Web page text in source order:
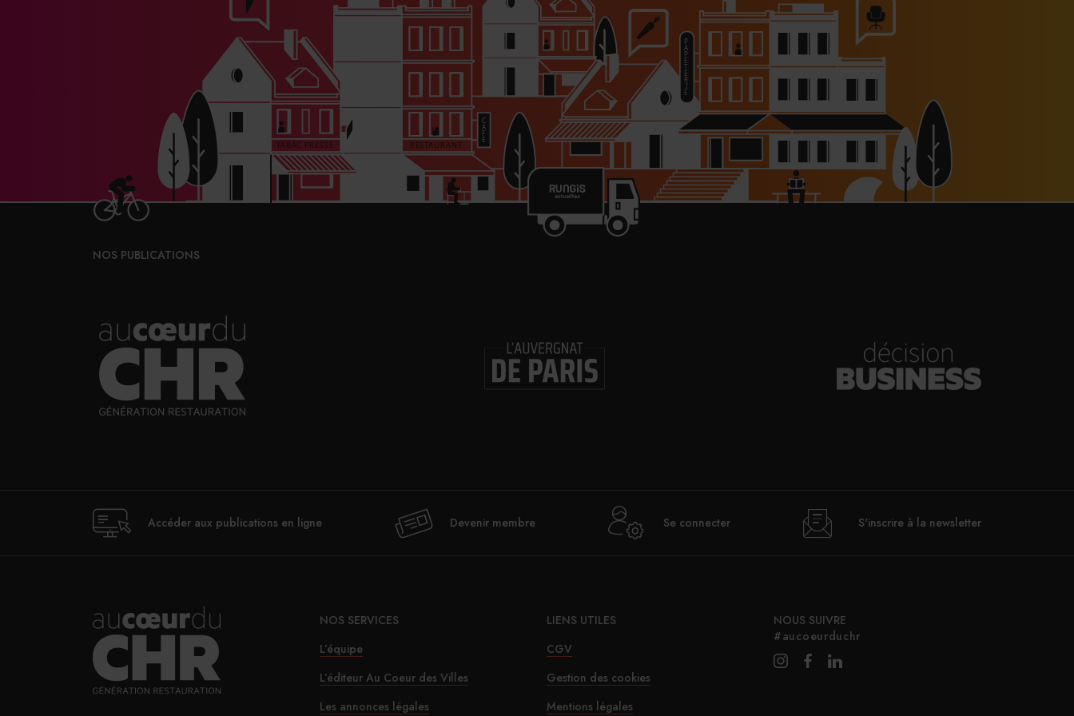
NOS PUBLICATIONS
Accéder aux publications en ligne Devenir membre Se connecter S'inscrire à la newsletter
NOS SERVICES
L’équipe
L’éditeur Au Coeur des Villes
Les annonces légales
LIENS UTILES
CGV
Gestion des cookies
Mentions légales
NOUS SUIVRE
#aucoeurduchr